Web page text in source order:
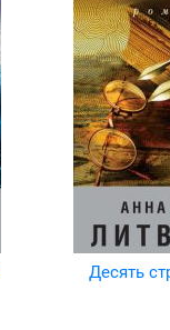
Десять